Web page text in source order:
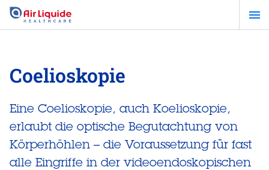
Zum
Hauptinhalt
Coelioskopie
Eine Coelioskopie, auch Koelioskopie,
erlaubt die optische Begutachtung von
Körperhöhlen – die Voraussetzung für fast
alle Eingriffe in der videoendoskopischen